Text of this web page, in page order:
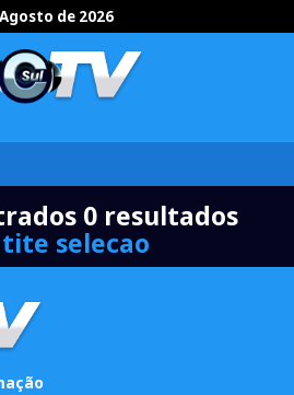
de 2026
0 resultados
tite selecao